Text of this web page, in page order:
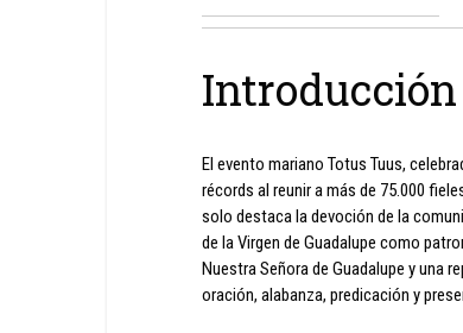
El evento mariano Totus Tuus,
récords al reunir a más de 75.000
solo destaca la devoción de la
de la Virgen de Guadalupe como
Nuestra Señora de Guadalupe y una
oración, alabanza, predicación y